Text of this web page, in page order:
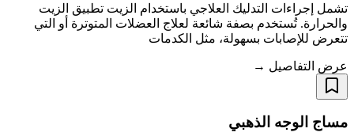
تشمل إجراءات التدليك العلاجي باستخدام الزيت تطبيق الزيت
والحرارة. تُستخدم بصفة شائعة لعلاج العضلات المتوترة أو التي
تتعرض للإصابات بسهولة، مثل الكدمات
عرض التفاصيل →
مساج الوجه الذهبي